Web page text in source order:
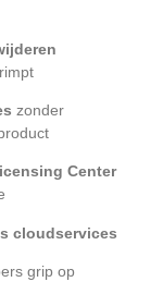
zonder
Center
cloudservices
grip op